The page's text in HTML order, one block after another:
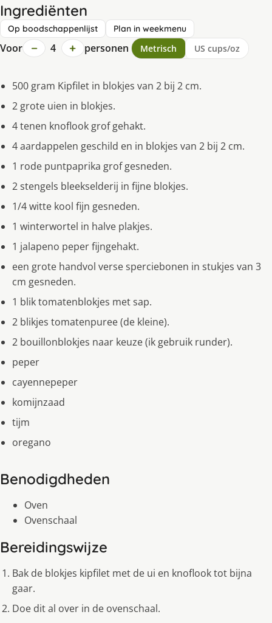
Ingrediënten
Op boodschappenlijst Plan in weekmenu
Voor − 4 + personen Metrisch US cups/oz
500 gram Kipfilet in blokjes van 2 bij 2 cm.
2 grote uien in blokjes.
4 tenen knoflook grof gehakt.
4 aardappelen geschild en in blokjes van 2 bij 2 cm.
1 rode puntpaprika grof gesneden.
2 stengels bleekselderij in fijne blokjes.
1/4 witte kool fijn gesneden.
1 winterwortel in halve plakjes.
1 jalapeno peper fijngehakt.
een grote handvol verse sperciebonen in stukjes van 3
cm gesneden.
1 blik tomatenblokjes met sap.
2 blikjes tomatenpuree (de kleine).
2 bouillonblokjes naar keuze (ik gebruik runder).
peper
cayennepeper
komijnzaad
tijm
oregano
Benodigdheden
Oven
Ovenschaal
Bereidingswijze
Bak de blokjes kipfilet met de ui en knoflook tot bijna
gaar.
Doe dit al over in de ovenschaal.